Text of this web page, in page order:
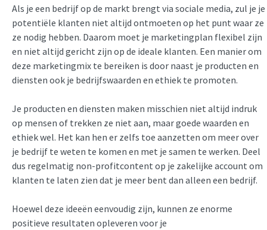
Als je een bedrijf op de markt brengt via sociale media, zul je je
potentiële klanten niet altijd ontmoeten op het punt waar ze
ze nodig hebben. Daarom moet je marketingplan flexibel zijn
en niet altijd gericht zijn op de ideale klanten. Een manier om
deze marketingmix te bereiken is door naast je producten en
diensten ook je bedrijfswaarden en ethiek te promoten.
Je producten en diensten maken misschien niet altijd indruk
op mensen of trekken ze niet aan, maar goede waarden en
ethiek wel. Het kan hen er zelfs toe aanzetten om meer over
je bedrijf te weten te komen en met je samen te werken. Deel
dus regelmatig non-profitcontent op je zakelijke account om
klanten te laten zien dat je meer bent dan alleen een bedrijf.
Hoewel deze ideeën eenvoudig zijn, kunnen ze enorme
positieve resultaten opleveren voor je